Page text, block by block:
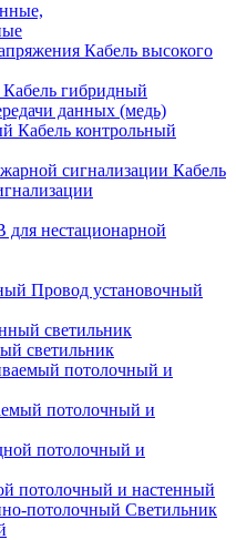
Кабель высокого
Кабель гибридный
данных (медь)
Кабель контрольный
Кабель
для нестационарной
Провод установочный
светильник
потолочный и
потолочный и настенный
Светильник